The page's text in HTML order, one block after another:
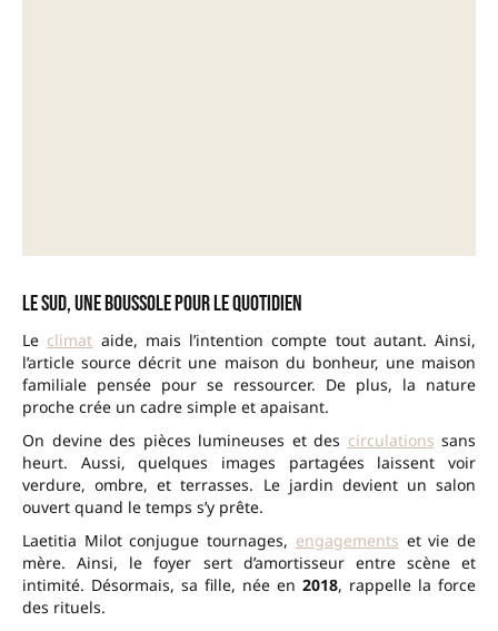
Le Sud, une boussole pour le quotidien
Le climat aide, mais l’intention compte tout autant. Ainsi,
l’article source décrit une maison du bonheur, une maison
familiale pensée pour se ressourcer. De plus, la nature
proche crée un cadre simple et apaisant.
On devine des pièces lumineuses et des circulations sans
heurt. Aussi, quelques images partagées laissent voir
verdure, ombre, et terrasses. Le jardin devient un salon
ouvert quand le temps s’y prête.
Laetitia Milot conjugue tournages, engagements et vie de
mère. Ainsi, le foyer sert d’amortisseur entre scène et
intimité. Désormais, sa fille, née en 2018, rappelle la force
des rituels.